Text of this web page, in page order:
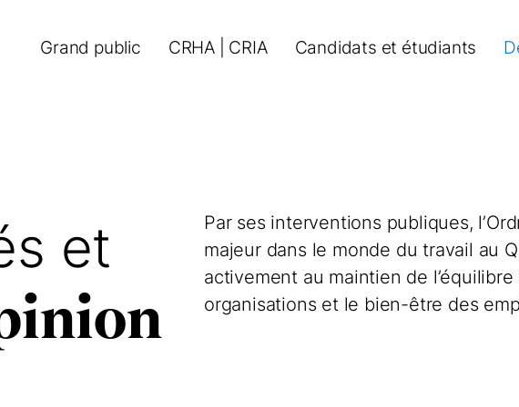
Grand public CRHA | CRIA Candidats et étudiants
et
Par ses interventions publiques,
majeur dans le monde du travail au
activement au maintien de
organisations et le bien-être des